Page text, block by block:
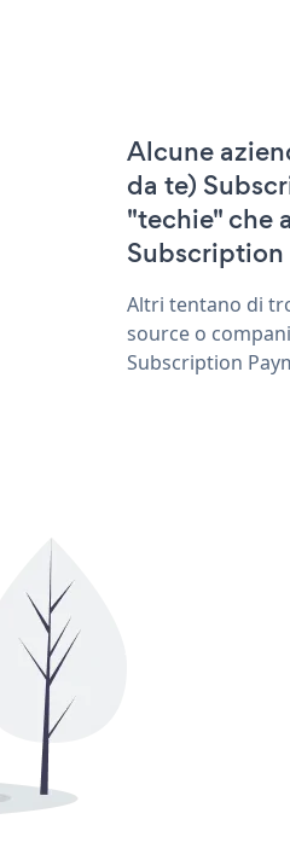
Alcune
da te)
"techie" che
Subscription
Altri tentano di
source o
Subscription